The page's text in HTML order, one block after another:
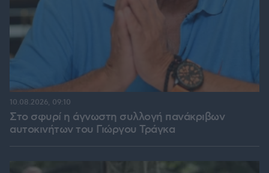
Στο σφυρί η άγνωστη συλλογή πανάκριβων
αυτοκινήτων του Γιώργου Τράγκα
10.08.2026, 09:10